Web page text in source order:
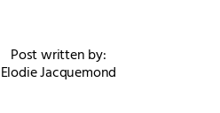
Post written by:
Elodie Jacquemond